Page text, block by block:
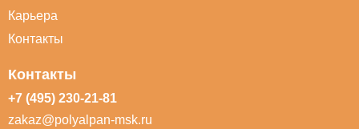
Карьера
Контакты
Контакты
+7 (495) 230-21-81
zakaz@polyalpan-msk.ru